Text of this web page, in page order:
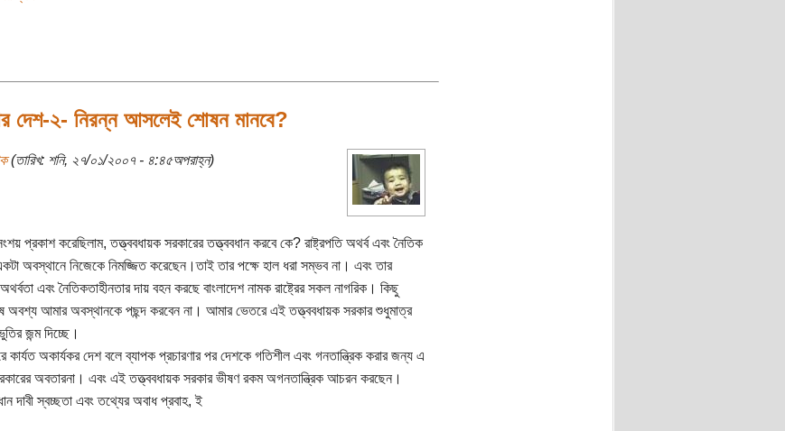
দেশ-২- নিরন্ন আসলেই শোষন মানবে?
(তারিখ: শনি, ২৭/০১/২০০৭ - ৪:৪৫অপরাহ্ন)
প্রকাশ করেছিলাম, তত্ত্ববধায়ক সরকারের তত্ত্ববধান করবে কে? রাষ্ট্রপতি অথর্ব এবং নৈতিক
অবস্থানে নিজেকে নিমজ্জিত করেছেন।তাই তার পক্ষে হাল ধরা সম্ভব না। এবং তার
এবং নৈতিকতাহীনতার দায় বহন করছে বাংলাদেশ নামক রাষ্ট্রের সকল নাগরিক। কিছু
অবশ্য আমার অবস্থানকে পছন্দ করবেন না। আমার ভেতরে এই তত্ত্ববধায়ক সরকার শুধুমাত্র
জন্ম দিচ্ছে।
অকার্যকর দেশ বলে ব্যাপক প্রচারণার পর দেশকে গতিশীল এবং গনতান্ত্রিক করার জন্য এ
অবতারনা। এবং এই তত্ত্ববধায়ক সরকার ভীষণ রকম অগনতান্ত্রিক আচরন করছেন।
দাবী স্বচ্ছতা এবং তথ্যের অবাধ প্রবাহ, ই